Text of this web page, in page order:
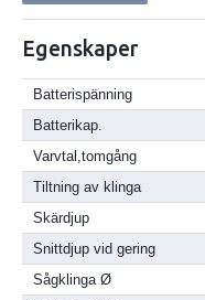
Egenskaper
Batterispänning
Batterikap.
Varvtal,tomgång
Tiltning av klinga
Skärdjup
Snittdjup vid gering
Sågklinga Ø